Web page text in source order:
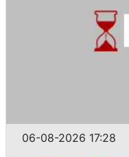
06-08-2026 17:28